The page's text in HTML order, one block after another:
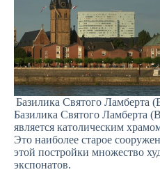
Базилика Святого Ламберта
Базилика Святого Ламберта
является католическим
Это наиболее старое
этой постройки множество
экспонатов.